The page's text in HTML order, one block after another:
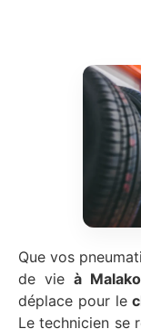
Que vos
de vie à
déplace pour le
Le technicien se